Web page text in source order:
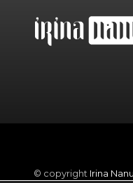
© copyright Irina